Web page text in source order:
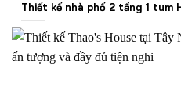
Thiết kế nhà phố 2 tầng 1 tum